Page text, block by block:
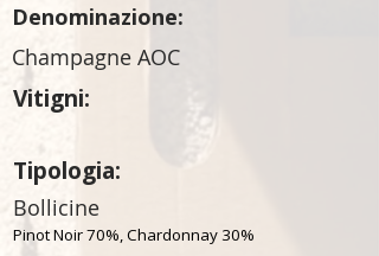
Denominazione:
Champagne AOC
Vitigni:
Tipologia:
Bollicine
Pinot Noir 70%, Chardonnay 30%